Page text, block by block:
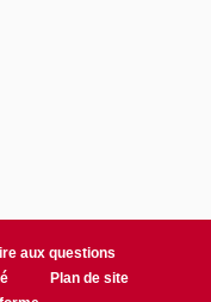
aux questions
Plan de site